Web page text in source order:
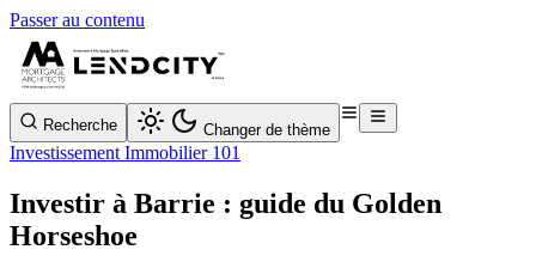
Passer au contenu
Recherche Changer de thème
Investissement Immobilier 101
Investir à Barrie : guide du Golden
Horseshoe